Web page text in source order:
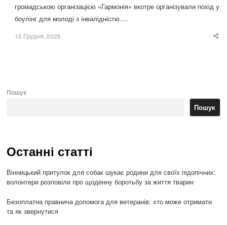
громадською організацією «Гармонія» вкотре організували похід у
боулінг для молоді з інвалідністю.…
15 Грудня, 2025
Пошук
Пошук
Останні статті
Вінницький притулок для собак шукає родини для своїх підопічних:
волонтери розповіли про щоденну боротьбу за життя тварин
Безоплатна правнича допомога для ветеранів: хто може отримати
та як звернутися